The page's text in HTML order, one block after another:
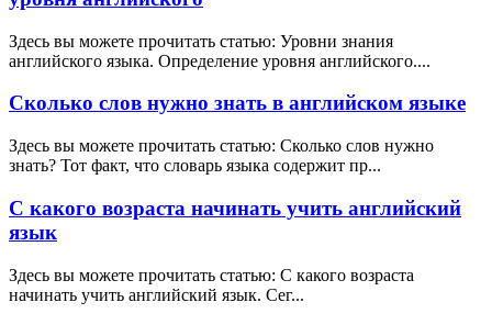
Здесь вы можете прочитать статью: Уровни знания
английского языка. Определение уровня английского....
Сколько слов нужно знать в английском языке
Здесь вы можете прочитать статью: Сколько слов нужно
знать? Тот факт, что словарь языка содержит пр...
С какого возраста начинать учить английский
язык
Здесь вы можете прочитать статью: С какого возраста
начинать учить английский язык. Сег...